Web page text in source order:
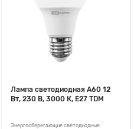
Лампа светодиодная А60 12
Вт, 230 В, 3000 К, E27 TDM
Энергосберегающие светодиодные